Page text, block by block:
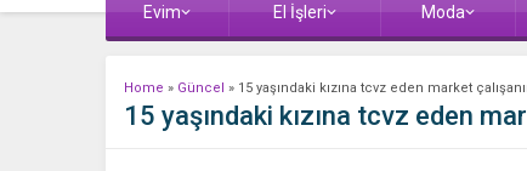
Evim El İşleri Moda
Home » Güncel » 15 yaşındaki kızına tcvz eden market
15 yaşındaki kızına tcvz eden